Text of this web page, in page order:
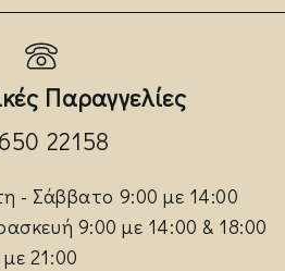
Παραγγελίες
22158
- Σάββατο 9:00 με 14:00
9:00 με 14:00 & 18:00
με 21:00